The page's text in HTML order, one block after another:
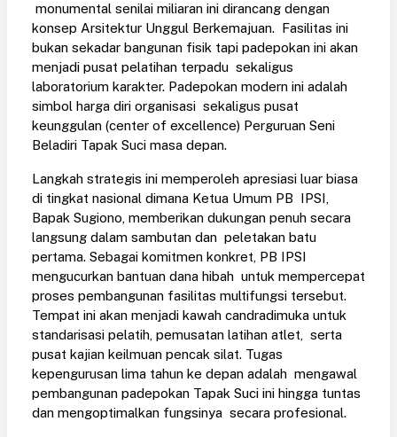
monumental senilai miliaran ini dirancang dengan
konsep Arsitektur Unggul Berkemajuan. Fasilitas ini
bukan sekadar bangunan fisik tapi padepokan ini akan
menjadi pusat pelatihan terpadu sekaligus
laboratorium karakter. Padepokan modern ini adalah
simbol harga diri organisasi sekaligus pusat
keunggulan (center of excellence) Perguruan Seni
Beladiri Tapak Suci masa depan.
Langkah strategis ini memperoleh apresiasi luar biasa
di tingkat nasional dimana Ketua Umum PB IPSI,
Bapak Sugiono, memberikan dukungan penuh secara
langsung dalam sambutan dan peletakan batu
pertama. Sebagai komitmen konkret, PB IPSI
mengucurkan bantuan dana hibah untuk mempercepat
proses pembangunan fasilitas multifungsi tersebut.
Tempat ini akan menjadi kawah candradimuka untuk
standarisasi pelatih, pemusatan latihan atlet, serta
pusat kajian keilmuan pencak silat. Tugas
kepengurusan lima tahun ke depan adalah mengawal
pembangunan padepokan Tapak Suci ini hingga tuntas
dan mengoptimalkan fungsinya secara profesional.